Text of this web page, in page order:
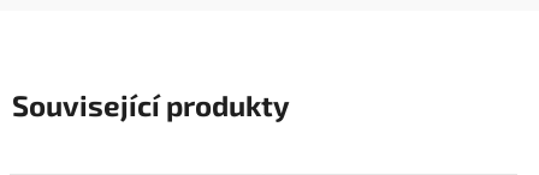
Související produkty